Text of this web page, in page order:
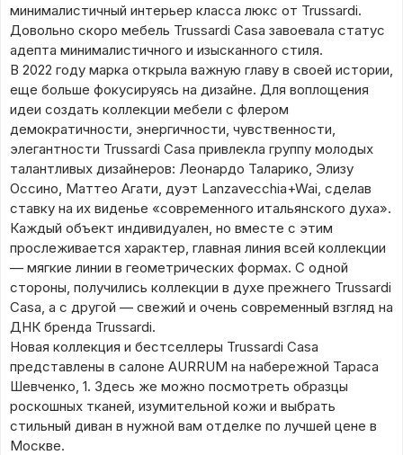
минималистичный интерьер класса люкс от Trussardi.
Довольно скоро мебель Trussardi Casa завоевала статус
адепта минималистичного и изысканного стиля.
В 2022 году марка открыла важную главу в своей истории,
еще больше фокусируясь на дизайне. Для воплощения
идеи создать коллекции мебели с флером
демократичности, энергичности, чувственности,
элегантности Trussardi Casa привлекла группу молодых
талантливых дизайнеров: Леонардо Таларико, Элизу
Оссино, Маттео Агати, дуэт Lanzavecchia+Wai, сделав
ставку на их виденье «современного итальянского духа».
Каждый объект индивидуален, но вместе с этим
прослеживается характер, главная линия всей коллекции
— мягкие линии в геометрических формах. С одной
стороны, получились коллекции в духе прежнего Trussardi
Casa, а с другой — свежий и очень современный взгляд на
ДНК бренда Trussardi.
Новая коллекция и бестселлеры Trussardi Casa
представлены в салоне AURRUM на набережной Тараса
Шевченко, 1. Здесь же можно посмотреть образцы
роскошных тканей, изумительной кожи и выбрать
стильный диван в нужной вам отделке по лучшей цене в
Москве.